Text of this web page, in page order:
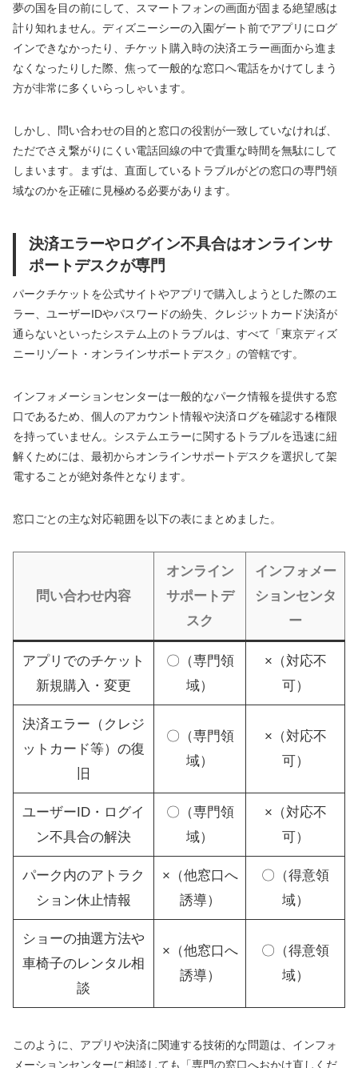
夢の国を目の前にして、スマートフォンの画面が固まる絶望感は
計り知れません。ディズニーシーの入園ゲート前でアプリにログ
インできなかったり、チケット購入時の決済エラー画面から進ま
なくなったりした際、焦って一般的な窓口へ電話をかけてしまう
方が非常に多くいらっしゃいます。
しかし、問い合わせの目的と窓口の役割が一致していなければ、
ただでさえ繋がりにくい電話回線の中で貴重な時間を無駄にして
しまいます。まずは、直面しているトラブルがどの窓口の専門領
域なのかを正確に見極める必要があります。
決済エラーやログイン不具合はオンラインサ
ポートデスクが専門
パークチケットを公式サイトやアプリで購入しようとした際のエ
ラー、ユーザーIDやパスワードの紛失、クレジットカード決済が
通らないといったシステム上のトラブルは、すべて「東京ディズ
ニーリゾート・オンラインサポートデスク」の管轄です。
インフォメーションセンターは一般的なパーク情報を提供する窓
口であるため、個人のアカウント情報や決済ログを確認する権限
を持っていません。システムエラーに関するトラブルを迅速に紐
解くためには、最初からオンラインサポートデスクを選択して架
電することが絶対条件となります。
窓口ごとの主な対応範囲を以下の表にまとめました。
問い合わせ内容
オンライン
サポートデ
スク
インフォメー
ションセンタ
ー
アプリでのチケット
新規購入・変更
〇（専門領
域）
×（対応不
可）
決済エラー（クレジ
ットカード等）の復
旧
〇（専門領
域）
×（対応不
可）
ユーザーID・ログイ
ン不具合の解決
〇（専門領
域）
×（対応不
可）
パーク内のアトラク
ション休止情報
×（他窓口へ
誘導）
〇（得意領
域）
ショーの抽選方法や
車椅子のレンタル相
談
×（他窓口へ
誘導）
〇（得意領
域）
このように、アプリや決済に関連する技術的な問題は、インフォ
メーションセンターに相談しても「専門の窓口へおかけ直しくだ